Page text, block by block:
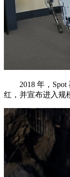
2018 年，Spot
红，并宣布进入规